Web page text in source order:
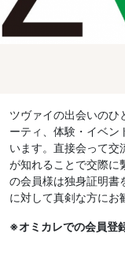
ツヴァイの出会いのひ
ーティ、体験・イベン
います。直接会って交
が知れることで交際に
の会員様は独身証明書
に対して真剣な方にお
※オミカレでの会員登